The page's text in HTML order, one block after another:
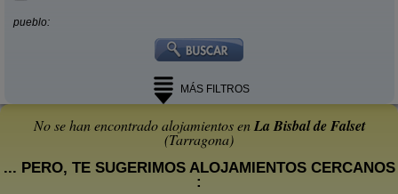
pueblo:
MÁS FILTROS
No se han encontrado alojamientos enLa Bisbal de Falset
(Tarragona)
... PERO, TE SUGERIMOS ALOJAMIENTOS CERCANOS
: